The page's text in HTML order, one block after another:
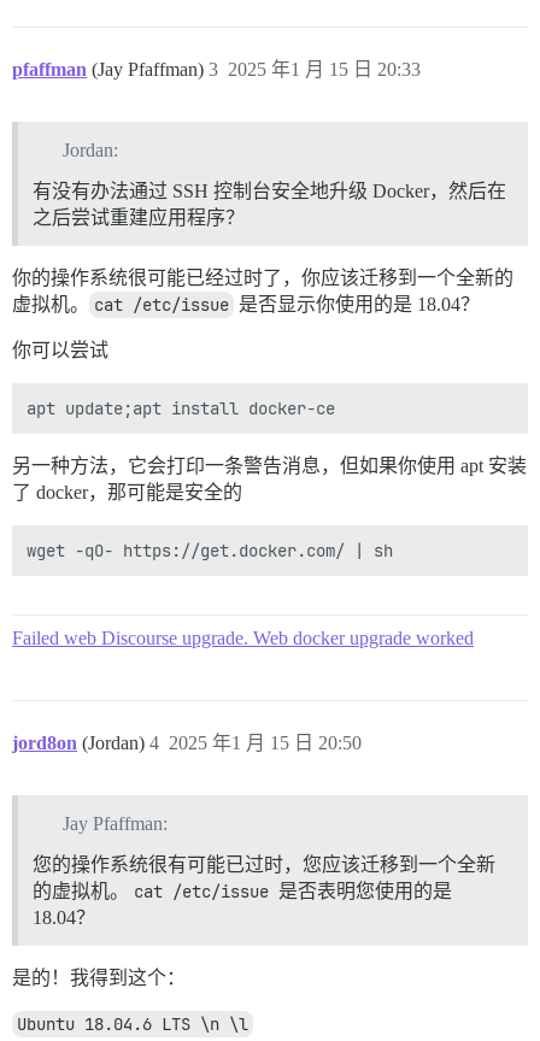
pfaffman (Jay Pfaffman) 2025 年1 月 15 日 20:33
3
Jordan:
有没有办法通过 SSH 控制台安全地升级 Docker，然后在
之后尝试重建应用程序？
你的操作系统很可能已经过时了，你应该迁移到一个全新的
虚拟机。
cat /etc/issue 是否显示你使用的是 18.04？
你可以尝试
另一种方法，它会打印一条警告消息，但如果你使用 apt 安装
了 docker，那可能是安全的
Failed web Discourse upgrade. Web docker upgrade worked
jord8on (Jordan) 2025 年1 月 15 日 20:50
4
Jay Pfaffman:
您的操作系统很有可能已过时，您应该迁移到一个全新
的虚拟机。
cat /etc/issue 是否表明您使用的是
18.04？
是的！我得到这个：
Ubuntu 18.04.6 LTS \n \l